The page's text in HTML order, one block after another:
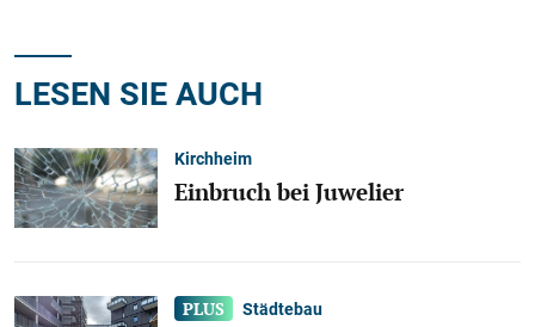
LESEN SIE AUCH
Kirchheim
Einbruch bei Juwelier
Städtebau